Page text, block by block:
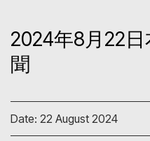
2024年8月22
聞
Date: 22 August 2024